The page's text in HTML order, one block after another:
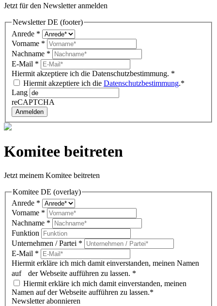
Jetzt für den Newsletter anmelden
Newsletter DE (footer)
Anrede *
Vorname *
Nachname *
E-Mail *
Hiermit akzeptiere ich die Datenschutzbestimmung. *
Hiermit akzeptiere ich die Datenschutzbestimmung.*
Lang
reCAPTCHA
Anmelden
Komitee beitreten
Jetzt meinem Komitee beitreten
Komitee DE (overlay)
Anrede *
Vorname *
Nachname *
Funktion
Unternehmen / Partei *
E-Mail *
Hiermit erkläre ich mich damit einverstanden, meinen Namen
auf der Webseite aufführen zu lassen. *
Hiermit erkläre ich mich damit einverstanden, meinen
Namen auf der Webseite aufführen zu lassen.*
Newsletter abonnieren